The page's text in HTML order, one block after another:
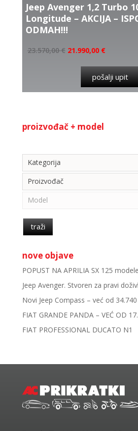
Jeep Avenger 1,2 Turbo
Longitude – AKCIJA –
ODMAH!!!
23.570,00€ 21.990,00 €
pošalji upit
proizvođač + model
Kategorija
Proizvođač
Model
traži
nove objave
POPUST NA APRILIA SX 125 modele
Jeep Avenger. Stvoren za pravi
Novi Jeep Compass – već od
FIAT GRANDE PANDA – VEĆ OD
FIAT PROFESSIONAL DUCATO N1